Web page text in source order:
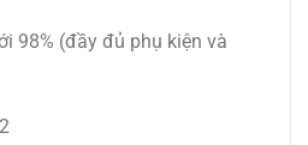
98% (đầy đủ phụ kiện và